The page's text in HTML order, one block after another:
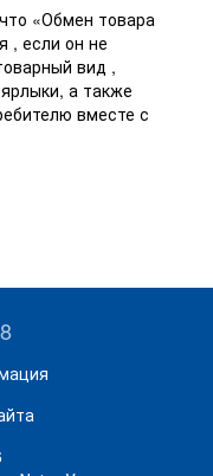
«Обмен товара
, если он не
вид ,
а также
вместе с